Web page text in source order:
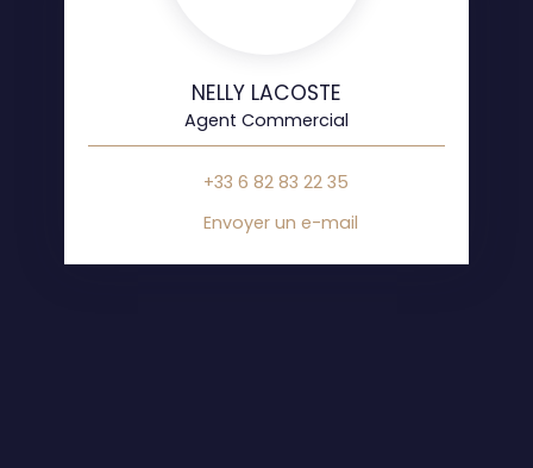
NELLY LACOSTE
Agent Commercial
+33 6 82 83 22 35
Envoyer un e-mail